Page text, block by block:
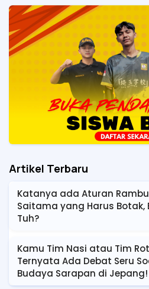
Artikel Terbaru
Katanya ada Aturan
Saitama yang Harus Botak,
Tuh?
Kamu Tim Nasi atau Tim
Ternyata Ada Debat Seru
Budaya Sarapan di Jepang!